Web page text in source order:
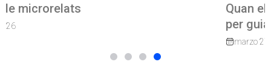
Quan el camí continua: exalumnes que tornen
per guiar els nostres joves